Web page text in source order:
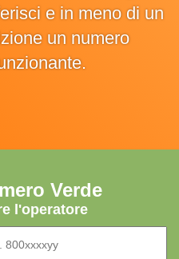
e in meno di un
un numero
Verde
l'operatore